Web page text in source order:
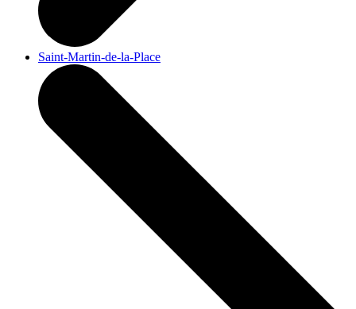
Saint-Martin-de-la-Place